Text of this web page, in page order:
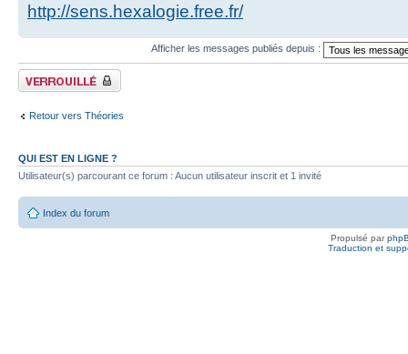
http://sens.hexalogie.free.fr/
Afficher les messages publiés depuis :
Fil verrouillé
Retour vers Théories
QUI EST EN LIGNE ?
Utilisateur(s) parcourant ce forum : Aucun utilisateur inscrit et 1 invité
Index du forum
Propulsé par
Traduction et